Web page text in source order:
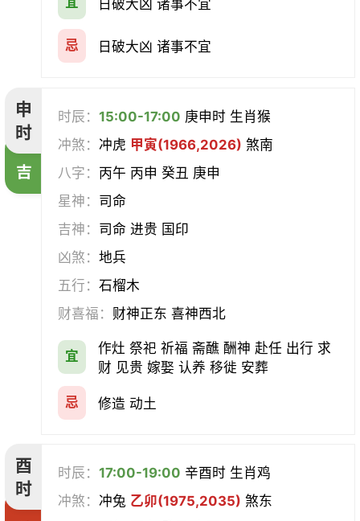
日破大凶 诸事不宜
忌 日破大凶 诸事不宜
申
时
吉
时辰：15:00-17:00 庚申时 生肖猴
冲煞：冲虎 甲寅(1966,2026) 煞南
八字： 丙午 丙申 癸丑 庚申
星神： 司命
吉神： 司命 进贵 国印
凶煞：地兵
五行：石榴木
财喜福： 财神正东 喜神西北
宜
作灶 祭祀 祈福 斋醮 酬神 赴任 出行 求
财 见贵 嫁娶 认养 移徙 安葬
忌 修造 动土
酉
时
时辰：17:00-19:00 辛酉时 生肖鸡
冲煞：冲兔 乙卯(1975,2035) 煞东